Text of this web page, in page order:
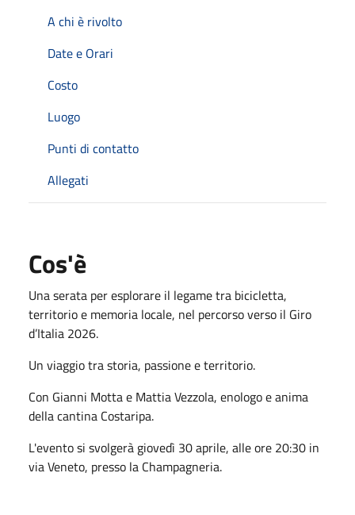
A chi è rivolto
Date e Orari
Costo
Luogo
Punti di contatto
Allegati
Cos'è
Una serata per esplorare il legame tra bicicletta,
territorio e memoria locale, nel percorso verso il Giro
d’Italia 2026.
Un viaggio tra storia, passione e territorio.
Con Gianni Motta e Mattia Vezzola, enologo e anima
della cantina Costaripa.
L'evento si svolgerà giovedì 30 aprile, alle ore 20:30 in
via Veneto, presso la Champagneria.